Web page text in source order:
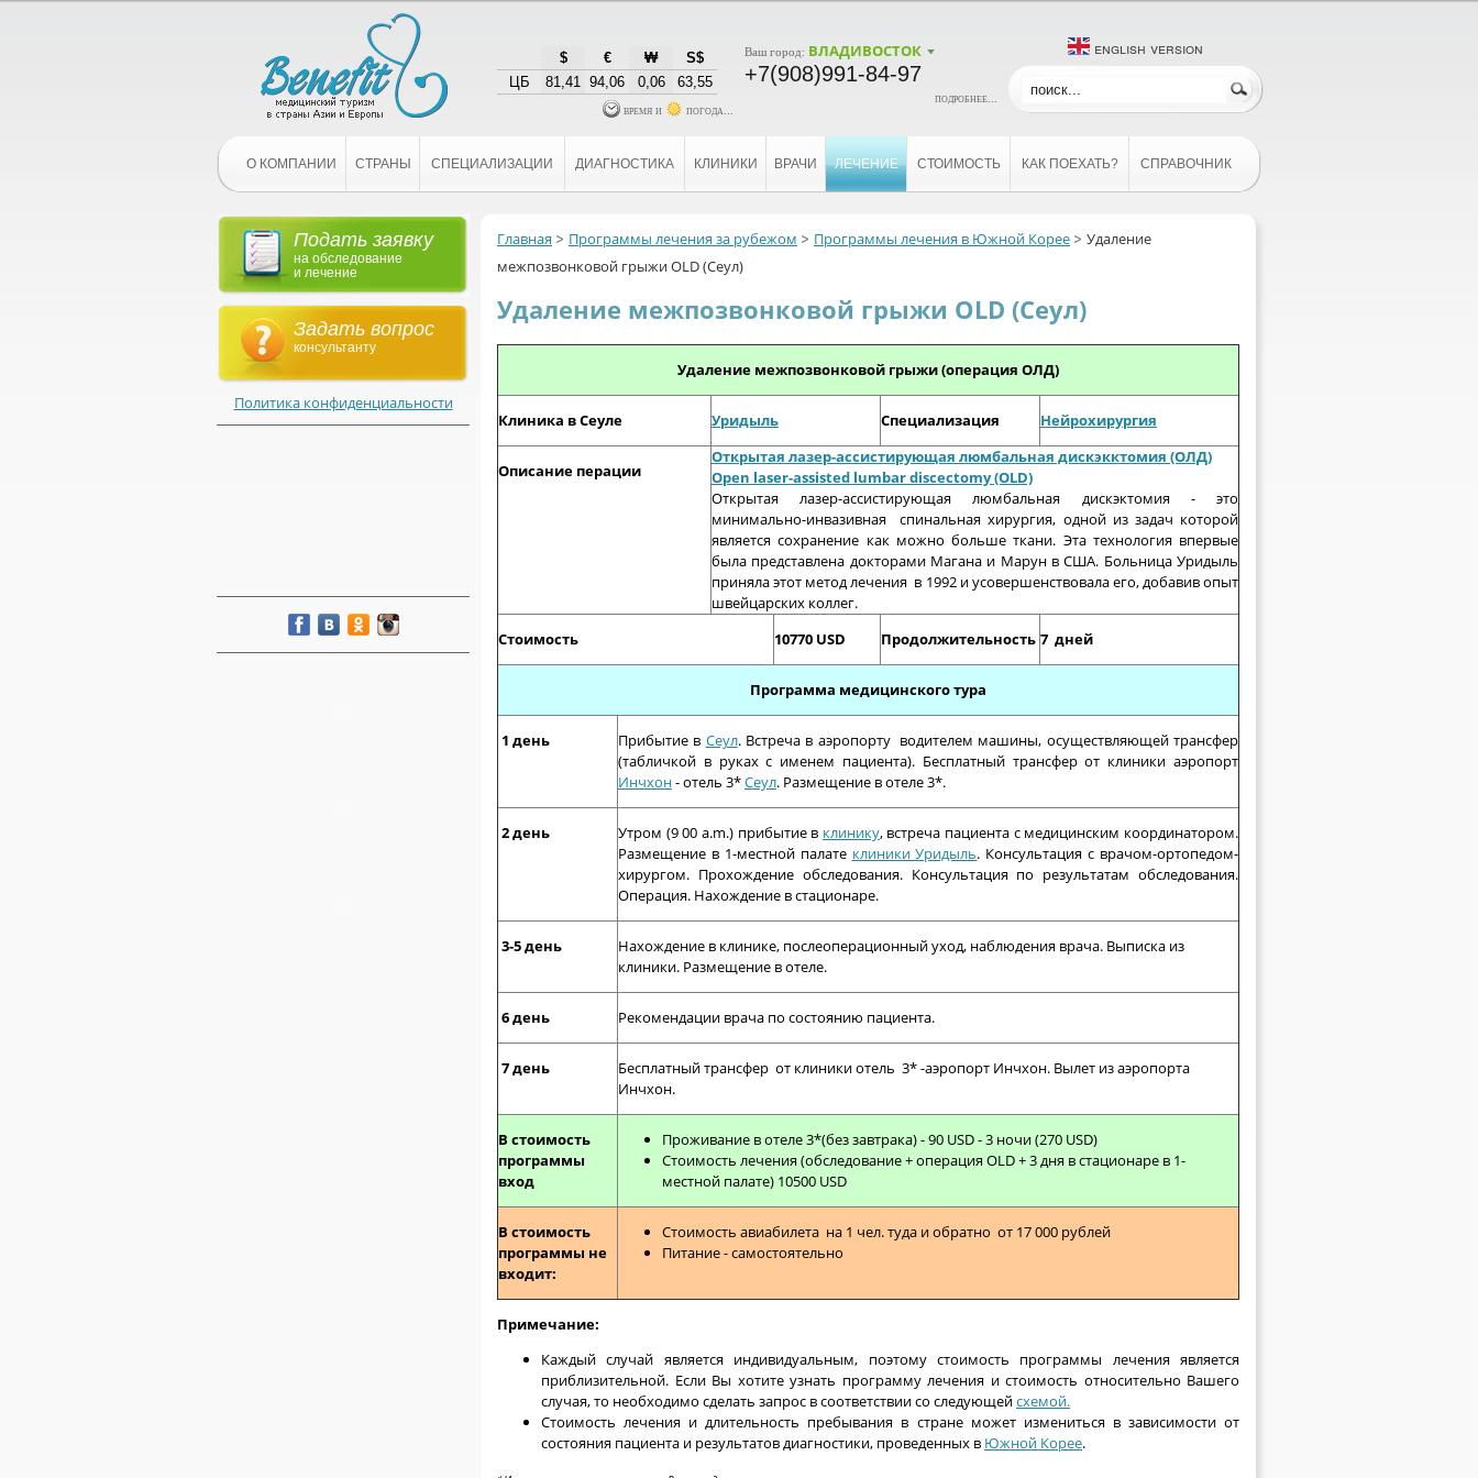
$ € ₩
S$
ЦБ
81,41 94,06 0,06 63,55
время и погода...
Ваш город: ВЛАДИВОСТОК
+7(908)991-84-97
подробнее...
english version
О КОМПАНИИ СТРАНЫ СПЕЦИАЛИЗАЦИИ ДИАГНОСТИКА КЛИНИКИ ВРАЧИ ЛЕЧЕНИЕ СТОИМОСТЬ КАК ПОЕХАТЬ? СПРАВОЧНИК
Подать заявку
на обследование
и лечение
Задать вопрос
консультанту
Политика конфиденциальности
Главная Программы лечения за рубежом Программы лечения в Южной Корее
Удаление
межпозвонковой грыжи OLD (Сеул)
Удаление межпозвонковой грыжи OLD (Сеул)
Удаление межпозвонковой грыжи (операция ОЛД)
Клиника в Сеуле Уридыль Специализация Нейрохирургия
Описание перации
Открытая лазер-ассистирующая люмбальная дискэкктомия (ОЛД)
Open laser-assisted lumbar discectomy (OLD)
Открытая лазер-ассистирующая люмбальная дискэктомия - это
минимально-инвазивная спинальная хирургия, одной из задач которой
является сохранение как можно больше ткани. Эта технология впервые
была представлена докторами Магана и Марун в США. Больница Уридыль
приняла этот метод лечения в 1992 и усовершенствовала его, добавив опыт
швейцарских коллег.
Стоимость
10770 USD Продолжительность 7 дней
Программа медицинского тура
1 день Прибытие в Сеул. Встреча в аэропорту водителем машины, осуществляющей трансфер
(табличкой в руках с именем пациента). Бесплатный трансфер от клиники аэропорт
Инчхон- отель 3*Сеул. Размещение в отеле 3*.
2 день Утром (9 00 a.m.) прибытие в клинику, встреча пациента с медицинским координатором.
Размещение в 1-местной палате клиники Уридыль. Консультация с врачом-ортопедом-
хирургом. Прохождение обследования. Консультация по результатам обследования.
Операция. Нахождение в стационаре.
3-5 день
Нахождение в клинике, послеоперационный уход, наблюдения врача. Выписка из
клиники. Размещение в отеле.
6 день Рекомендации врача по состоянию пациента.
7 день
Бесплатный трансфер от клиники отель 3* -аэропорт Инчхон. Вылет из аэропорта
Инчхон.
В стоимость
программы
вход
Проживание в отеле 3*(без завтрака) - 90 USD - 3 ночи (270 USD)
Стоимость лечения (обследование + операция OLD + 3 дня в стационаре в 1-
местной палате) 10500 USD
В стоимость
программы не
входит:
Стоимость авиабилета на 1 чел. туда и обратно от 17 000 рублей
Питание - самостоятельно
Примечание:
Каждый случай является индивидуальным, поэтому стоимость программы лечения является
приблизительной. Если Вы хотите узнать программу лечения и стоимость относительно Вашего
случая, то необходимо сделать запрос в соответствии со следующейсхемой.
Стоимость лечения и длительность пребывания в стране может измениться в зависимости от
состояния пациента и результатов диагностики, проведенных в Южной Корее.